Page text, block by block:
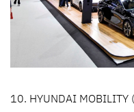
10. HYUNDAI MOBILITY